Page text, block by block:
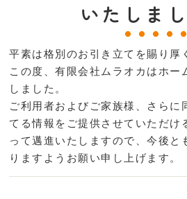
いたしまし
平素は格別のお引き立てを賜り厚
この度、有限会社ムラオカはホー
しました。
ご利用者およびご家族様、さらに
てる情報をご提供させていただけ
って邁進いたしますので、今後と
りますようお願い申し上げます。